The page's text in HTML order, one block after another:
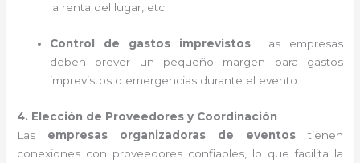
la renta del lugar, etc.
Control de gastos imprevistos: Las empresas
deben prever un pequeño margen para gastos
imprevistos o emergencias durante el evento.
4. Elección de Proveedores y Coordinación
Las empresas organizadoras de eventostienen
conexiones con proveedores confiables, lo que facilita la